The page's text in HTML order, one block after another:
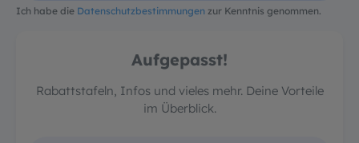
Ich habe die Datenschutzbestimmungen zur Kenntnis genommen.
Aufgepasst!
Rabattstafeln, Infos und vieles mehr. Deine Vorteile
im Überblick.